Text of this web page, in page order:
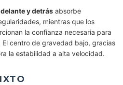
y detrás absorbe
mientras que los
la confianza necesaria para
centro de gravedad bajo, gracias
la estabilidad a alta velocidad.